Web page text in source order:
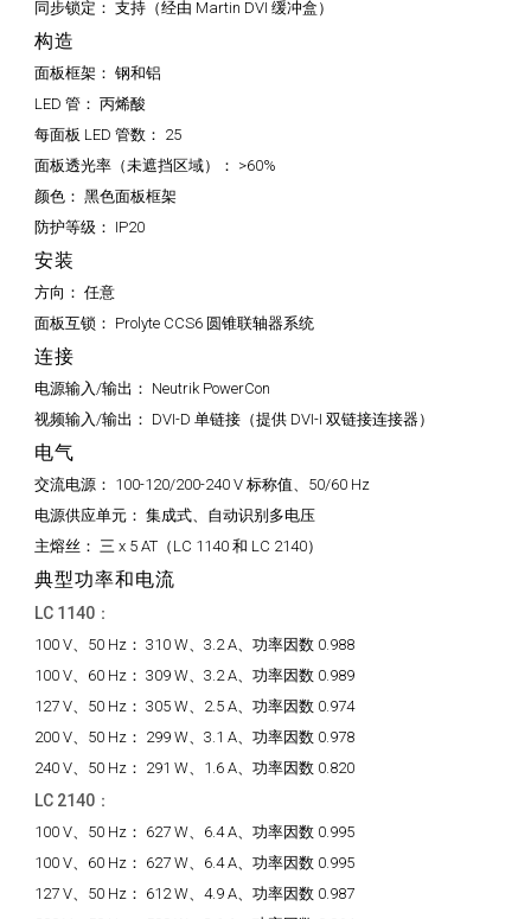
同步锁定： 支持（经由 Martin DVI 缓冲盒）
构造
面板框架： 钢和铝
LED 管： 丙烯酸
每面板 LED 管数： 25
面板透光率（未遮挡区域）： >60%
颜色： 黑色面板框架
防护等级： IP20
安装
方向： 任意
面板互锁： Prolyte CCS6 圆锥联轴器系统
连接
电源输入/输出： Neutrik PowerCon
视频输入/输出： DVI-D 单链接（提供 DVI-I 双链接连接器）
电气
交流电源： 100-120/200-240 V 标称值、50/60 Hz
电源供应单元： 集成式、自动识别多电压
主熔丝： 三 x 5 AT（LC 1140 和 LC 2140）
典型功率和电流
LC 1140：
100 V、50 Hz： 310 W、3.2 A、功率因数 0.988
100 V、60 Hz： 309 W、3.2 A、功率因数 0.989
127 V、50 Hz： 305 W、2.5 A、功率因数 0.974
200 V、50 Hz： 299 W、3.1 A、功率因数 0.978
240 V、50 Hz： 291 W、1.6 A、功率因数 0.820
LC 2140：
100 V、50 Hz： 627 W、6.4 A、功率因数 0.995
100 V、60 Hz： 627 W、6.4 A、功率因数 0.995
127 V、50 Hz： 612 W、4.9 A、功率因数 0.987